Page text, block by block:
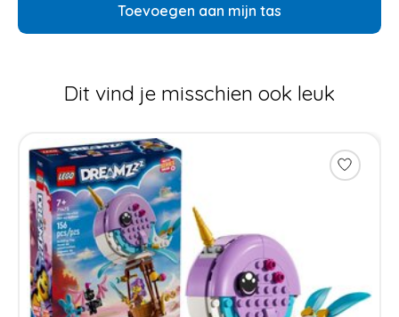
Toevoegen aan mijn tas
Dit vind je misschien ook leuk
Items van productcarrousel